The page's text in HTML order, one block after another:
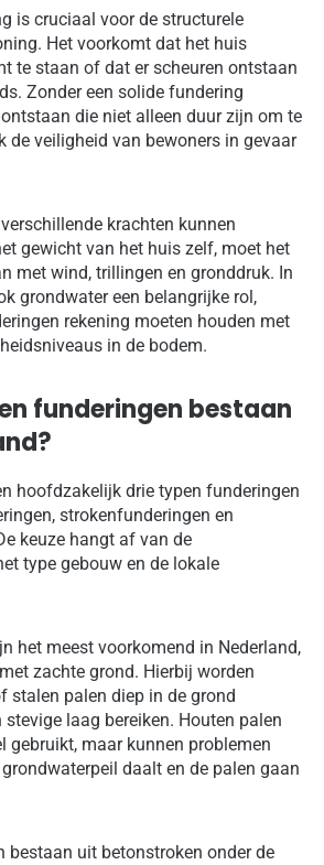
is cruciaal voor de structurele
Het voorkomt dat het huis
te staan of dat er scheuren ontstaan
Zonder een solide fundering
die niet alleen duur zijn om te
de veiligheid van bewoners in gevaar
krachten kunnen
gewicht van het huis zelf, moet het
met wind, trillingen en gronddruk. In
grondwater een belangrijke rol,
rekening moeten houden met
in de bodem.
funderingen bestaan
hoofdzakelijk drie typen funderingen
strokenfunderingen en
keuze hangt af van de
type gebouw en de lokale
het meest voorkomend in Nederland,
zachte grond. Hierbij worden
stalen palen diep in de grond
stevige laag bereiken. Houten palen
gebruikt, maar kunnen problemen
daalt en de palen gaan
bestaan uit betonstroken onder de